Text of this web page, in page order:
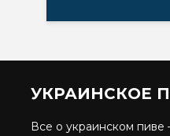
УКРАИНСКОЕ
Все о украинском пиве